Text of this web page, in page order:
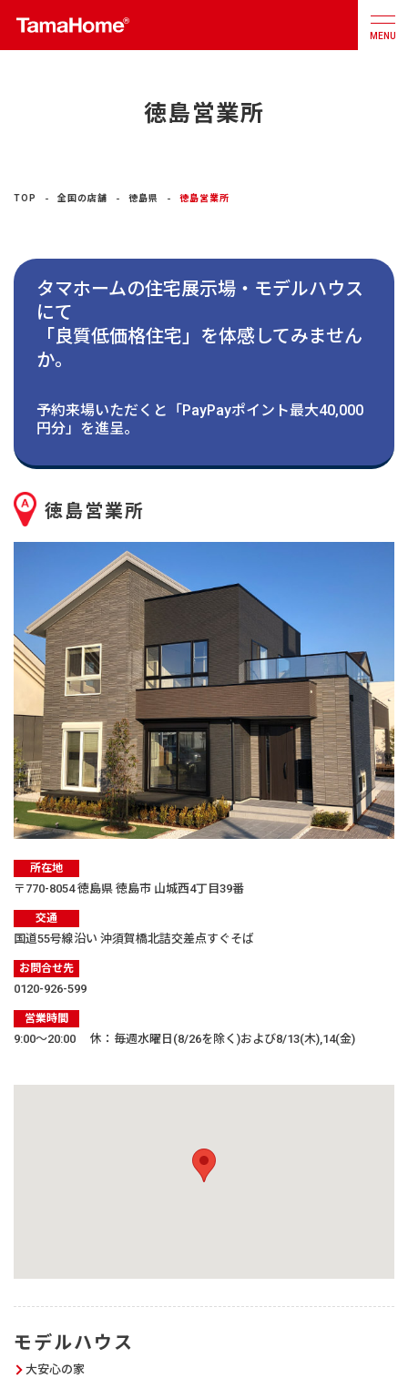
カタログ
リフォーム
不動産事業
建築実例
生活サービス・その他
企業・ IR情報
MENU
徳島営業所
TOP 全国の店舗 徳島県 徳島営業所
タマホームの住宅展示場・モデルハウス
にて
「良質低価格住宅」を体感してみません
か。
予約来場いただくと「PayPayポイント最大40,000
円分」を進呈。
徳島営業所
所在地
〒770-8054 徳島県 徳島市 山城西4丁目39番
交通
国道55号線沿い 沖須賀橋北詰交差点すぐそば
お問合せ先
0120-926-599
営業時間
9:00〜20:00 休：毎週水曜日(8/26を除く)および8/13(木),14(金)
モデルハウス
大安心の家